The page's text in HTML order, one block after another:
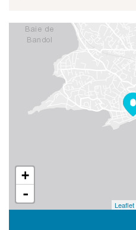
+
-
Leaflet